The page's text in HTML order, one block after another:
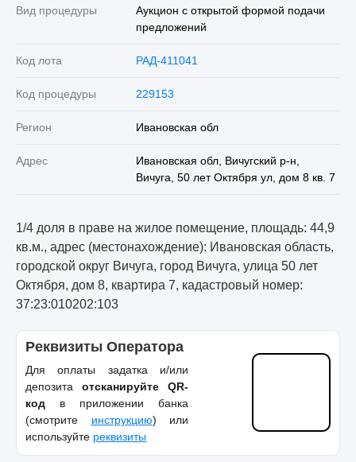
Вид процедуры
Аукцион с открытой формой подачи
предложений
Код лота РАД-411041
Код процедуры 229153
Регион Ивановская обл
Адрес
Ивановская обл, Вичугский р-н,
Вичуга, 50 лет Октября ул, дом 8 кв. 7
1/4 доля в праве на жилое помещение, площадь: 44,9
кв.м., адрес (местонахождение): Ивановская область,
городской округ Вичуга, город Вичуга, улица 50 лет
Октября, дом 8, квартира 7, кадастровый номер:
37:23:010202:103
Реквизиты Оператора
Для оплаты задатка и/или
депозита отсканируйте QR-
код в приложении банка
(смотрите инструкцию) или
используйте реквизиты